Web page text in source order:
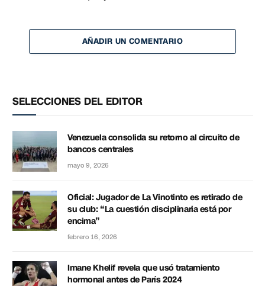
AÑADIR UN COMENTARIO
SELECCIONES DEL EDITOR
Venezuela consolida su retorno al circuito de
bancos centrales
mayo 9, 2026
Oficial: Jugador de La Vinotinto es retirado de
su club: “La cuestión disciplinaria está por
encima”
febrero 16, 2026
Imane Khelif revela que usó tratamiento
hormonal antes de París 2024